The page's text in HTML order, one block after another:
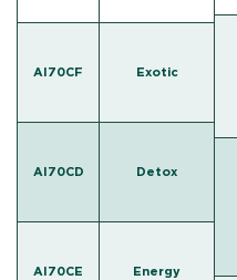
AI70CF Exotic
AI70CD Detox
AI70CE Energy